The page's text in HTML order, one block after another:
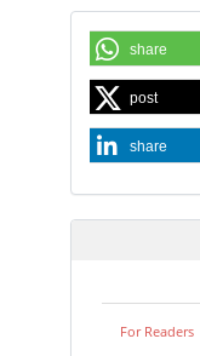
share
post
share
For Readers